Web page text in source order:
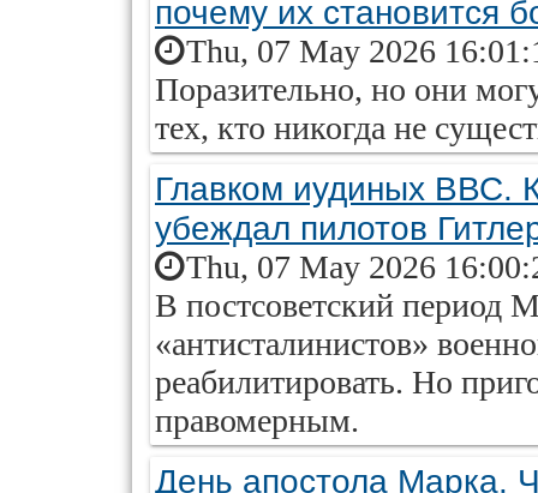
почему их становится
Thu, 07 May 2026
Поразительно, но они
тех, кто никогда не
Главком иудиных ВВС.
убеждал пилотов
Thu, 07 May 2026
В постсоветский период
«антисталинистов»
реабилитировать. Но
правомерным.
День апостола Марка.